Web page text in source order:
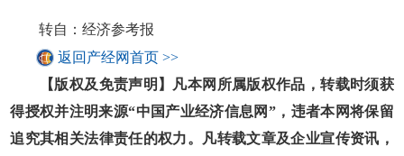
转自：经济参考报
返回产经网首页 >>
【版权及免责声明】凡本网所属版权作品，转载时须获
得授权并注明来源“中国产业经济信息网”，违者本网将保留
追究其相关法律责任的权力。凡转载文章及企业宣传资讯，